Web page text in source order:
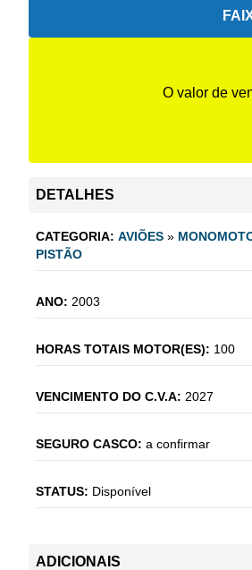
O valor de
DETALHES
CATEGORIA: AVIÕES »
PISTÃO
ANO: 2003
HORAS TOTAIS MOTOR(ES): 100
VENCIMENTO DO C.V.A: 2027
SEGURO CASCO: a confirmar
STATUS: Disponível
ADICIONAIS